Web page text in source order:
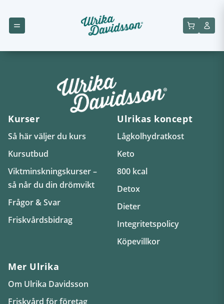
Kurser
Så här väljer du kurs
Kursutbud
Viktminskningskurser –
så når du din drömvikt
Frågor & Svar
Friskvårdsbidrag
Ulrikas koncept
Lågkolhydratkost
Keto
800 kcal
Detox
Dieter
Integritetspolicy
Köpevillkor
Mer Ulrika
Om Ulrika Davidsson
Friskvård för företag